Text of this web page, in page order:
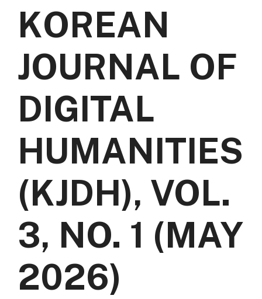
KOREAN
JOURNAL OF
DIGITAL
HUMANITIES
(KJDH), VOL.
3, NO. 1 (MAY
2026)